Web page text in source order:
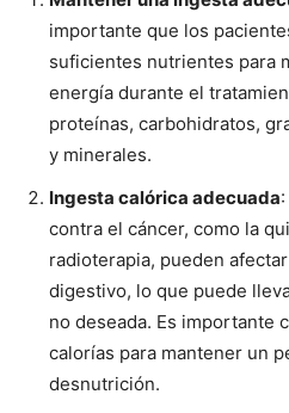
importante que los
suficientes nutrientes para
energía durante el
proteínas, carbohidratos,
y minerales.
Ingesta calórica adecuada
contra el cáncer, como la
radioterapia, pueden
digestivo, lo que puede
no deseada. Es importante
calorías para mantener un
desnutrición.